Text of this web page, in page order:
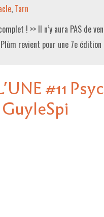
, Tarn
! >> Il n’y aura PAS de
revient pour une 7e
#11